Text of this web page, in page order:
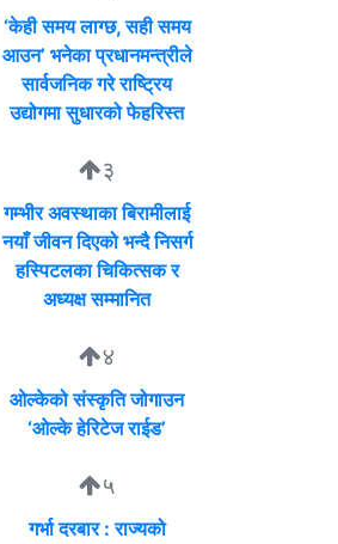
‘केही समय लाग्छ, सही समय
आउन’ भनेका प्रधानमन्त्रीले
सार्वजनिक गरे राष्ट्रिय
उद्योगमा सुधारको फेहरिस्त
३
गम्भीर अवस्थाका बिरामीलाई
नयाँ जीवन दिएको भन्दै निसर्ग
हस्पिटलका चिकित्सक र
अध्यक्ष सम्मानित
४
ओल्केको संस्कृति जोगाउन
‘ओल्के हेरिटेज राईड’
५
गर्भा दरबार : राज्यको